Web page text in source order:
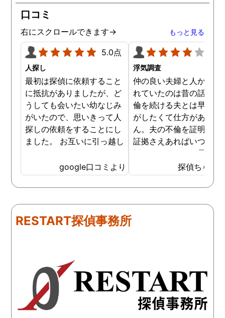
ていました。お試しのつも
りで依頼した浮気調査でし
たが、想像以上に精度に正
直驚かされました。
口コミ
右にスクロールできます→ もっと見る
5.0点
人探し
最初は探偵に依頼すること
に抵抗がありましたが、ど
うしても会いたい幼なじみ
がいたので、思いきって人
探しの依頼をすることにし
ました。 お互いに引っ越し
いる情報も少なかったの
で、難しいかなと思ってい
たのですが、見事に探して
ました。うれしくてお互い
に涙の再会でした。 対応し
玉総合情報事務所さんに依
頼させていただき本当に良
かったです。
google口コミより
浮気調査
仲の良い夫婦と人から言
れていたのは昔の話で、
倫を続ける夫とは早く離
がしたくて仕方がありま
ん。夫の不倫を証明でき
証拠さえあればいつでも
婚ができるのにと愚痴を
ぼしていると、姉が探偵
不倫の証拠集めを依頼し
くれました。探偵事務所
にも関わらず、相談員の
明な点が全くないほどし
かりと説明をしてくれま
た。調査では夫が不倫相
の自宅に頻繁に訪れる様
探偵ちゃん
RESTART探偵事務所